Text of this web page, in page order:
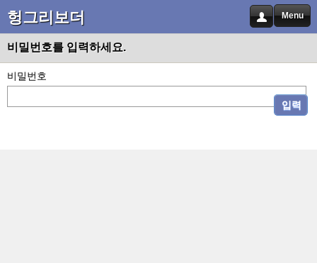
헝그리보더 Menu
비밀번호를 입력하세요.
비밀번호
입력